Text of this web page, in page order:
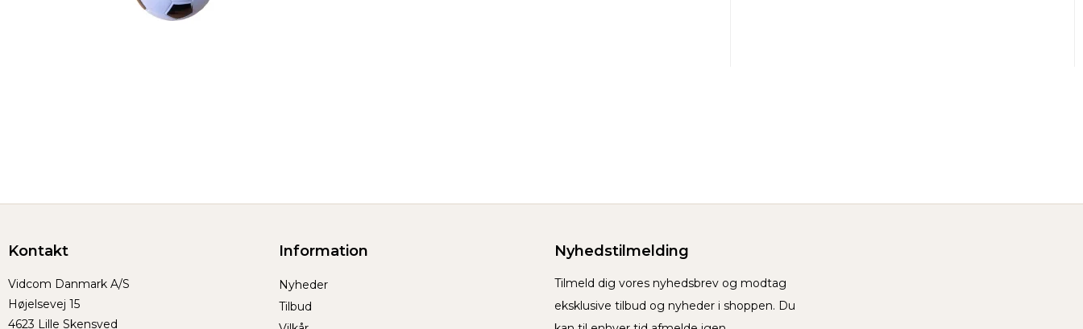
Kontakt
Vidcom Danmark A/S
Højelsevej 15
4623 Lille Skensved
Information
Nyheder
Tilbud
Nyhedstilmelding
Tilmeld dig vores nyhedsbrev og modtag
eksklusive tilbud og nyheder i shoppen. Du